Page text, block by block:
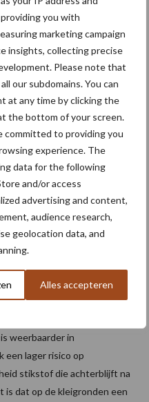
you with
marketing campaign
insights, collecting precise
Please note that
our subdomains. You can
at any time by clicking the
the bottom of your screen.
committed to providing you
experience. The
data for the following
and/or access
advertising and content,
audience research,
geolocation data, and
Alles accepteren
Vredepeel ligt een
wordt NKG vergeleken
ligt op de Veenkoloniën
negatieve effecten heeft
rasverschillen. De Haan:
zijn die
Ook financieel zijn de
zien is dat biologische
handwerk zien stijgen,
duurder uit kan vallen.”
dan met name op kleigrond”,
beter is, wordt het
weerbaarder in
een lager risico op
stikstof die achterblijft na
dat op de kleigronden een